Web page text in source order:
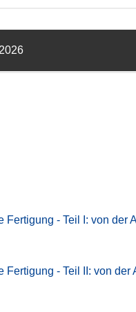
- Teil I: von der
- Teil II: von der